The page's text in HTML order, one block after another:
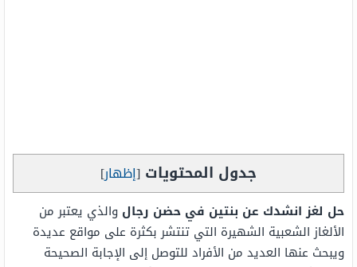
جدول المحتويات [إظهار]
حل لغز انشدك عن بنتين في حضن رجال والذي يعتبر من
الألغاز الشعبية الشهيرة التي تنتشر بكثرة على مواقع عديدة
ويبحث عنها العديد من الأفراد للتوصل إلى الإجابة الصحيحة